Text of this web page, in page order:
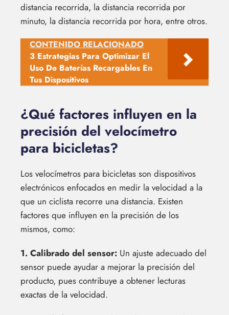
distancia recorrida, la distancia recorrida por
minuto, la distancia recorrida por hora, entre otros.
CONTENIDO RELACIONADO
3 Estrategias Para Optimizar El
Uso De Baterías Recargables En
Tus Dispositivos
¿Qué factores influyen en la
precisión del velocímetro
para bicicletas?
Los velocímetros para bicicletas son dispositivos
electrónicos enfocados en medir la velocidad a la
que un ciclista recorre una distancia. Existen
factores que influyen en la precisión de los
mismos, como:
1. Calibrado del sensor: Un ajuste adecuado del
sensor puede ayudar a mejorar la precisión del
producto, pues contribuye a obtener lecturas
exactas de la velocidad.